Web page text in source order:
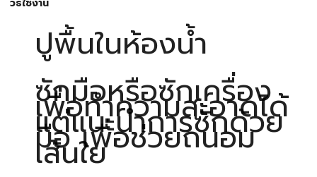
วิธีใช้งาน
ปูพื้นในห้องน้ำ
ซักมือหรือซักเครื่อง
เพื่อทำความสะอาดได้
แต่แนะนำการซักด้วย
มือ เพื่อช่วยถนอม
เส้นใย